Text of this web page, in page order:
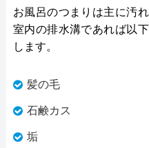
お風呂のつまりは主に汚
室内の排水溝であれば以
します。
髪の毛
石鹸カス
垢